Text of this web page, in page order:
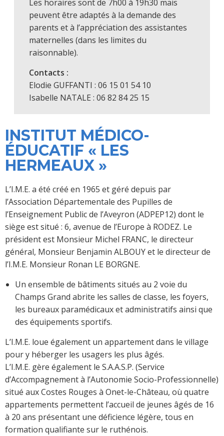
Les horaires sont de 7h00 à 19h30 mais
peuvent être adaptés à la demande des
parents et à l’appréciation des assistantes
maternelles (dans les limites du
raisonnable).
Contacts :
Elodie GUFFANTI : 06 15 01 54 10
Isabelle NATALE : 06 82 84 25 15
INSTITUT MÉDICO-
ÉDUCATIF « LES
HERMEAUX »
L’I.M.E. a été créé en 1965 et géré depuis par
l’Association Départementale des Pupilles de
l’Enseignement Public de l’Aveyron (ADPEP12) dont le
siège est situé : 6, avenue de l’Europe à RODEZ. Le
président est Monsieur Michel FRANC, le directeur
général, Monsieur Benjamin ALBOUY et le directeur de
l’I.M.E. Monsieur Ronan LE BORGNE.
Un ensemble de bâtiments situés au 2 voie du
Champs Grand abrite les salles de classe, les foyers,
les bureaux paramédicaux et administratifs ainsi que
des équipements sportifs.
L’I.M.E. loue également un appartement dans le village
pour y héberger les usagers les plus âgés.
L’I.M.E. gère également le S.A.A.S.P. (Service
d’Accompagnement à l’Autonomie Socio-Professionnelle)
situé aux Costes Rouges à Onet-le-Château, où quatre
appartements permettent l’accueil de jeunes âgés de 16
à 20 ans présentant une déficience légère, tous en
formation qualifiante sur le ruthénois.